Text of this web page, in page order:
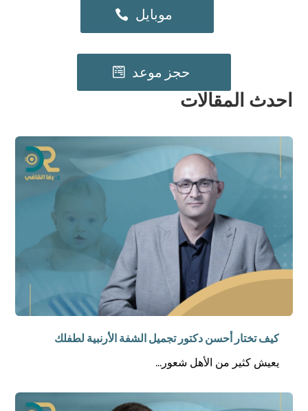
احدث المقالات
كيف تختار أحسن دكتور تجميل الشفة الأرنبية لطفلك
يعيش كثير من الأهل شعور...
موبايل
حجز موعد